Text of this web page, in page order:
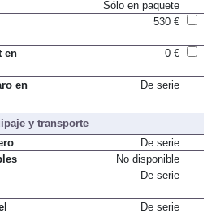
Sólo en paquete
en
y transporte
De serie
No disponible